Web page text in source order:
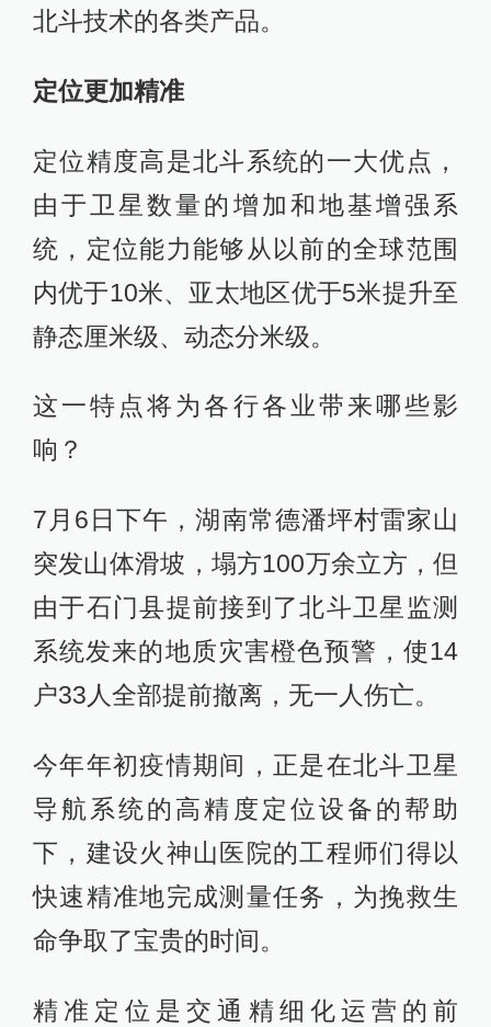
北斗技术的各类产品。
定位更加精准
定位精度高是北斗系统的一大优点，
由于卫星数量的增加和地基增强系
统，定位能力能够从以前的全球范围
内优于10米、亚太地区优于5米提升至
静态厘米级、动态分米级。
这一特点将为各行各业带来哪些影
响？
7月6日下午，湖南常德潘坪村雷家山
突发山体滑坡，塌方100万余立方，但
由于石门县提前接到了北斗卫星监测
系统发来的地质灾害橙色预警，使14
户33人全部提前撤离，无一人伤亡。
今年年初疫情期间，正是在北斗卫星
导航系统的高精度定位设备的帮助
下，建设火神山医院的工程师们得以
快速精准地完成测量任务，为挽救生
命争取了宝贵的时间。
精准定位是交通精细化运营的前